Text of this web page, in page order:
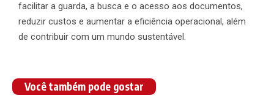
facilitar a guarda, a busca e o acesso aos documentos,
reduzir custos e aumentar a eficiência operacional, além
de contribuir com um mundo sustentável.
Você também pode gostar